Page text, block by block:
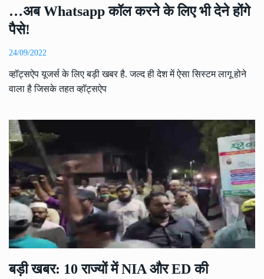
…अब Whatsapp कॉल करने के लिए भी देने होंगे
पैसे!
24/09/2022
व्हॉट्सऐप यूजर्स के लिए बड़ी खबर है. जल्द ही देश में ऐसा सिस्टम लागू होने
वाला है जिसके तहत व्हॉट्सऐप
बड़ी खबर: 10 राज्यों में NIA और ED की